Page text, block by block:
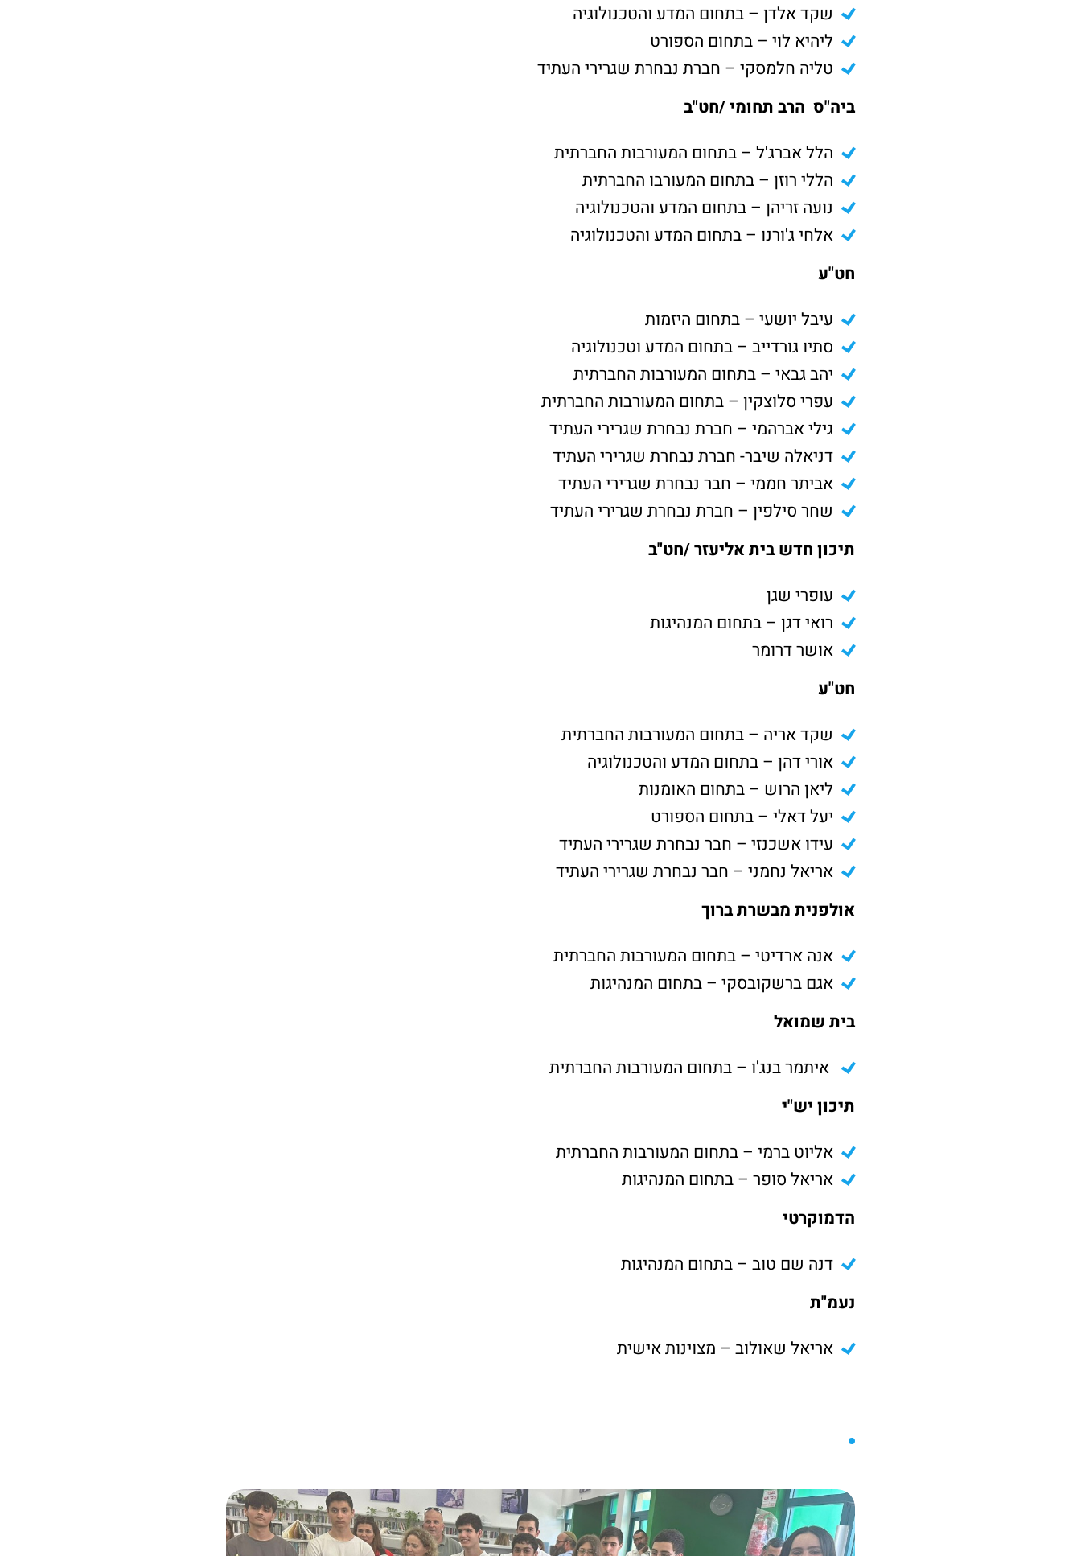
שקד אלדן – בתחום המדע והטכנולוגיה
ליהיא לוי – בתחום הספורט
טליה חלמסקי – חברת נבחרת שגרירי העתיד
ביה"ס הרב תחומי /חט"ב
הלל אברג'ל – בתחום המעורבות החברתית
הללי רוזן – בתחום המעורבו החברתית
נועה זריהן – בתחום המדע והטכנולוגיה
אלחי ג'ורנו – בתחום המדע והטכנולוגיה
חט"ע
עיבל יושעי – בתחום היזמות
סתיו גורדייב – בתחום המדע וטכנולוגיה
יהב גבאי – בתחום המעורבות החברתית
עפרי סלוצקין – בתחום המעורבות החברתית
גילי אברהמי – חברת נבחרת שגרירי העתיד
דניאלה שיבר- חברת נבחרת שגרירי העתיד
אביתר חממי – חבר נבחרת שגרירי העתיד
שחר סילפין – חברת נבחרת שגרירי העתיד
תיכון חדש בית אליעזר /חט"ב
עופרי שגן
רואי דגן – בתחום המנהיגות
אושר דרומר
חט"ע
שקד אריה – בתחום המעורבות החברתית
אורי דהן – בתחום המדע והטכנולוגיה
ליאן הרוש – בתחום האומנות
יעל דאלי – בתחום הספורט
עידו אשכנזי – חבר נבחרת שגרירי העתיד
אריאל נחמני – חבר נבחרת שגרירי העתיד
אולפנית מבשרת ברוך
אנה ארדיטי – בתחום המעורבות החברתית
אגם ברשקובסקי – בתחום המנהיגות
בית שמואל
איתמר בנג'ו – בתחום המעורבות החברתית
תיכון יש"י
אליוט ברמי – בתחום המעורבות החברתית
אריאל סופר – בתחום המנהיגות
הדמוקרטי
דנה שם טוב – בתחום המנהיגות
נעמ"ת
אריאל שאולוב – מצוינות אישית